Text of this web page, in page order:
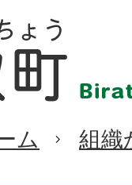
ム 組織